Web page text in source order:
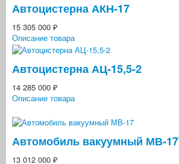
Автоцистерна АКН-17
15 305 000 ₽
Описание товара
Автоцистерна АЦ-15,5-2
14 285 000 ₽
Описание товара
Автомобиль вакуумный МВ-17
13 012 000 ₽